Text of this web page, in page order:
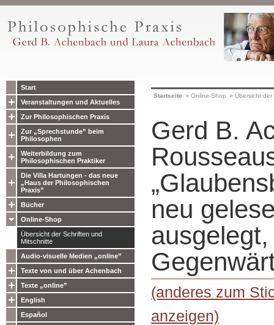
Start
Veranstaltungen und Aktuelles
Zur Philosophischen Praxis
Zur „Sprechstunde” beim
Philosophen
Weiterbildung zum
Philosophischen Praktiker
Die Villa Hartungen - das neue
„Haus der Philosophischen
Praxis”
Bücher
Online-Shop
Übersicht der Schriften und
Mitschnitte
Audio-visuelle Medien „online”
Texte von und über Achenbach
Texte „online”
English
Español
Startseite » Online-Shop » Übersicht
Gerd B.
neu
(anderes zum
anzeigen)